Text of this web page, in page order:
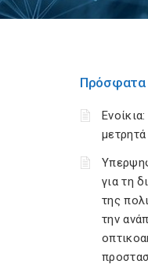
Πρόσφατα
για τη
της
την